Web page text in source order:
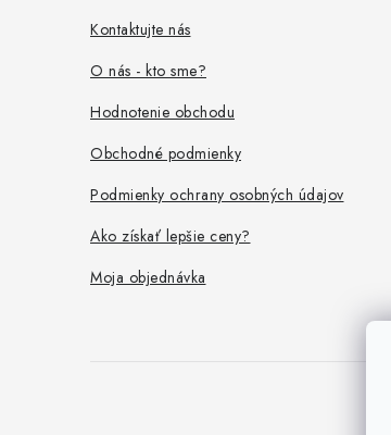
Kontaktujte nás
O nás - kto sme?
Hodnotenie obchodu
Obchodné podmienky
Podmienky ochrany osobných údajov
Ako získať lepšie ceny?
Moja objednávka